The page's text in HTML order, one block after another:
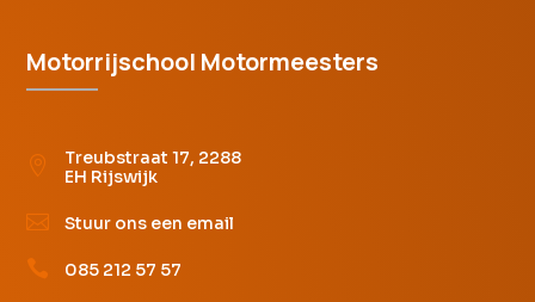
Motorrijschool Motormeesters

Treubstraat 17, 2288
EH Rijswijk
 Stuur ons een email
 085 212 57 57